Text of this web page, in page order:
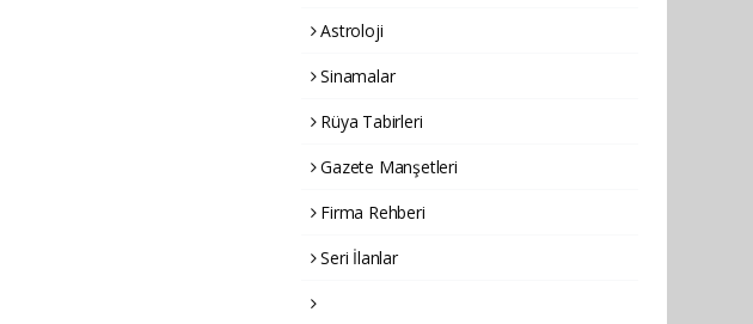
Astroloji
Sinamalar
Rüya Tabirleri
Gazete Manşetleri
Firma Rehberi
Seri İlanlar